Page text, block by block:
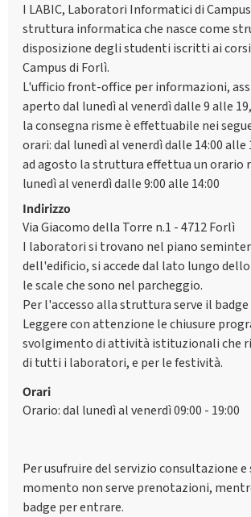
I LABIC, Laboratori Informatici di
struttura informatica che nasce come
disposizione degli studenti iscritti ai
Campus di Forlì.
L'ufficio front-office per informazioni,
aperto dal lunedì al venerdì dalle 9 alle 19,
la consegna risme è effettuabile nei
orari: dal lunedì al venerdì dalle 14:00 alle
ad agosto la struttura effettua un orario
lunedì al venerdì dalle 9:00 alle 14:00
Indirizzo
Via Giacomo della Torre n.1 - 4712 Forlì
I laboratori si trovano nel piano
dell'edificio, si accede dal lato lungo
le scale che sono nel parcheggio.
Per l'accesso alla struttura serve il
Leggere con attenzione le chiusure
svolgimento di attività istituzionali che
di tutti i laboratori, e per le festività.
Orari
Orario: dal lunedì al venerdì 09:00 - 19:00
Per usufruire del servizio consultazione
momento non serve prenotazioni,
badge per entrare.